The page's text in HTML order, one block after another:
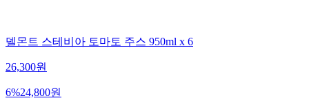
델몬트 스테비아 토마토 주스 950ml x 6
26,300원
6%24,800원